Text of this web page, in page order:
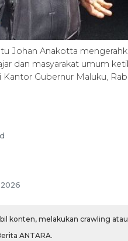
Johan Anakotta
dan masyarakat umum
Gubernur Maluku,
2026
konten, melakukan crawling
ANTARA.